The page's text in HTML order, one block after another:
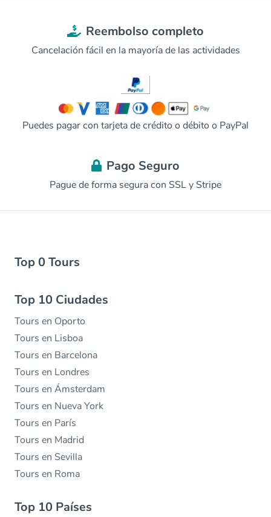
Reembolso completo
Cancelación fácil en la mayoría de las actividades
Puedes pagar con tarjeta de crédito o débito o PayPal
Pago Seguro
Pague de forma segura con SSL y Stripe
Top 0 Tours
Top 10 Ciudades
Tours en Oporto
Tours en Lisboa
Tours en Barcelona
Tours en Londres
Tours en Ámsterdam
Tours en Nueva York
Tours en París
Tours en Madrid
Tours en Sevilla
Tours en Roma
Top 10 Países